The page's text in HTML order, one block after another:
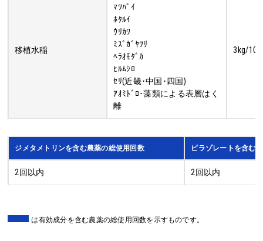
移植水稲
ﾏﾂﾊﾞｲ
ﾎﾀﾙｲ
ｳﾘｶﾜ
ﾐｽﾞｶﾞﾔﾂﾘ
ﾍﾗｵﾓﾀﾞｶ
ﾋﾙﾑｼﾛ
ｾﾘ(近畿･中国･四国)
ｱｵﾐﾄﾞﾛ･藻類による表層はく
離
3kg/10a
ジメタメトリンを含む農薬の総使用回数 ピラゾレートを含む
2回以内 2回以内
は有効成分を含む農薬の総使用回数を示すものです。